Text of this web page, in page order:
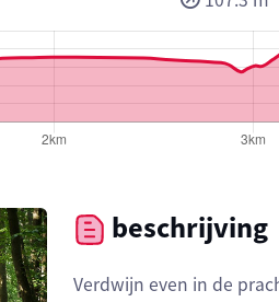
beschrijving
Verdwijn even in de